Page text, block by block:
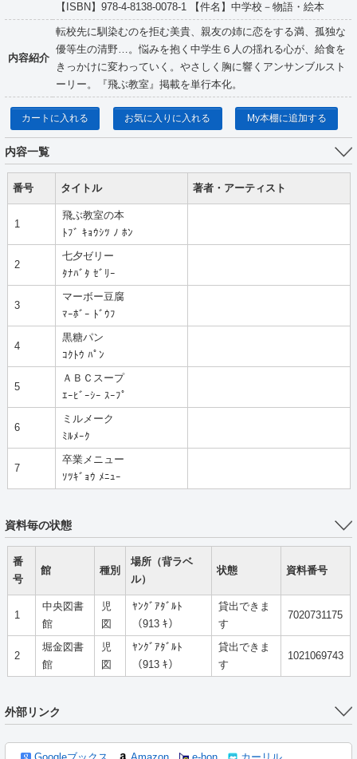
【ISBN】978-4-8138-0078-1 【件名】中学校－物語・絵本
内容紹介
転校先に馴染むのを拒む美貴、親友の姉に恋をする満、孤独な
優等生の清野…。悩みを抱く中学生６人の揺れる心が、給食を
きっかけに変わっていく。やさしく胸に響くアンサンブルスト
ーリー。『飛ぶ教室』掲載を単行本化。
カートに入れる お気に入りに入れる My本棚に追加する
内容一覧
番号 タイトル 著者・アーティスト
1
飛ぶ教室の本
ﾄﾌﾞ ｷｮｳｼﾂ ﾉ ﾎﾝ
2
七夕ゼリー
ﾀﾅﾊﾞﾀ ｾﾞﾘｰ
3
マーボー豆腐
ﾏｰﾎﾞｰ ﾄﾞｳﾌ
4
黒糖パン
ｺｸﾄｳ ﾊﾟﾝ
5
ＡＢＣスープ
ｴｰﾋﾞｰｼｰ ｽｰﾌﾟ
6
ミルメーク
ﾐﾙﾒｰｸ
7
卒業メニュー
ｿﾂｷﾞｮｳ ﾒﾆｭｰ
資料毎の状態
番
号
館 種別
場所（背ラベ
ル）
状態 資料番号
1
中央図書
館
児
図
ﾔﾝｸﾞｱﾀﾞﾙﾄ
（913 ｷ）
貸出できま
す
7020731175
2
堀金図書
館
児
図
ﾔﾝｸﾞｱﾀﾞﾙﾄ
（913 ｷ）
貸出できま
す
1021069743
外部リンク